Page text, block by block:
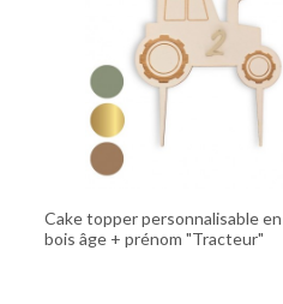
Cake topper personnalisable en
bois âge + prénom "Tracteur"